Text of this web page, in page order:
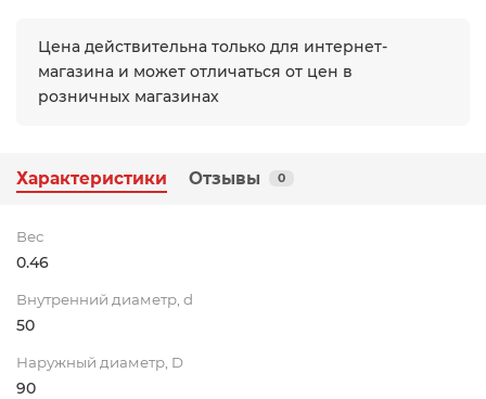
Цена действительна только для интернет-
магазина и может отличаться от цен в
розничных магазинах
Характеристики Отзывы 0
Вес
0.46
Внутренний диаметр, d
50
Наружный диаметр, D
90